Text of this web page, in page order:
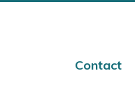
Contact